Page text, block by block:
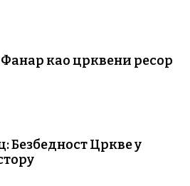
као црквени ресор
Безбедност Цркве у